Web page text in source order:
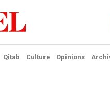
Qitab Culture Opinions